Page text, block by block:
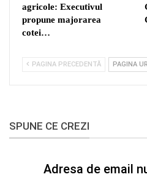
agricole: Executivul
propune majorarea
cotei…
PAGINA PRECEDENTĂ PAGINA
SPUNE CE CREZI
Adresa de email